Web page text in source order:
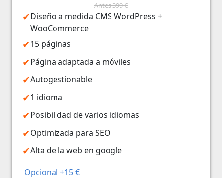
Antes 399 €
Diseño a medida CMS WordPress +
WooCommerce
15 páginas
Página adaptada a móviles
Autogestionable
1 idioma
Posibilidad de varios idiomas
Optimizada para SEO
Alta de la web en google
Opcional +15 €